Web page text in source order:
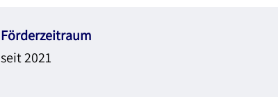
Förderzeitraum
seit 2021